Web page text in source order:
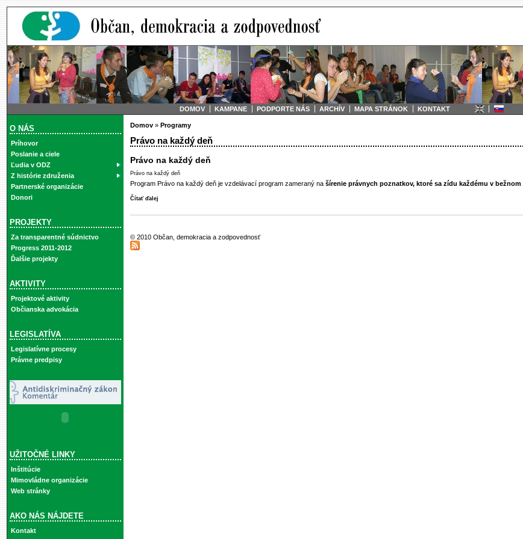
DOMOV KAMPANE PODPORTE NÁS ARCHÍV MAPA STRÁNOK KONTAKT
O NÁS
Príhovor
Poslanie a ciele
Ľudia v ODZ
Z histórie združenia
Partnerské organizácie
Donori
PROJEKTY
Za transparentné súdnictvo
Progress 2011-2012
Ďalšie projekty
AKTIVITY
Projektové aktivity
Občianska advokácia
LEGISLATÍVA
Legislatívne procesy
Právne predpisy
UŽITOČNÉ LINKY
Inštitúcie
Mimovládne organizácie
Web stránky
AKO NÁS NÁJDETE
Kontakt
Domov» Programy
Právo na každý deň
Právo na každý deň
Právo na každý deň
Program Právo na každý deň je vzdelávací program zameraný na šírenie právnych poznatkov, ktoré sa zídu každému v bežnom
Čítať ďalej
© 2010 Občan, demokracia a zodpovednosť